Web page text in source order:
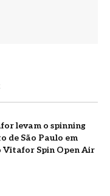
levam o spinning
de São Paulo em
Vitafor Spin Open Air